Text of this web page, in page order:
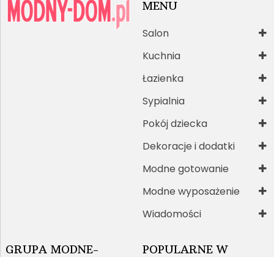
MENU
Salon
Kuchnia
Łazienka
Sypialnia
Pokój dziecka
Dekoracje i dodatki
Modne gotowanie
Modne wyposażenie
Wiadomości
GRUPA MODNE-
POPULARNE W